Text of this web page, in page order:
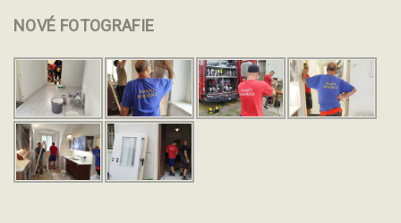
NOVÉ FOTOGRAFIE